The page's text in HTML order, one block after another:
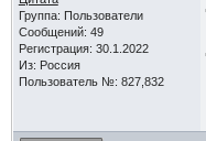
Группа: Пользователи
Сообщений: 49
Регистрация: 30.1.2022
Из: Россия
Пользователь №: 827,832